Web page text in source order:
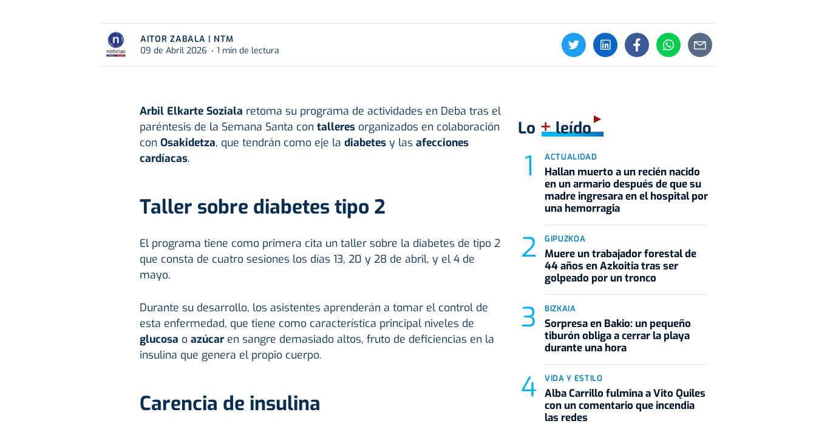
AITOR ZABALA | NTM
09 de Abril 2026
1 min de lectura
Arbil Elkarte Soziala retoma su programa de actividades en Deba tras el
paréntesis de la Semana Santa con talleresorganizados en colaboración
con Osakidetza, que tendrán como eje la diabetesy las afecciones
cardíacas.
Taller sobre diabetes tipo 2
El programa tiene como primera cita un taller sobre la diabetes de tipo 2
que consta de cuatro sesiones los días 13, 20 y 28 de abril, y el 4 de
mayo.
Durante su desarrollo, los asistentes aprenderán a tomar el control de
esta enfermedad, que tiene como característica principal niveles de
glucosa o azúcaren sangre demasiado altos, fruto de deficiencias en la
insulina que genera el propio cuerpo.
Carencia de insulina
Lo +leído
ACTUALIDAD
Hallan muerto a un recién nacido
en un armario después de que su
madre ingresara en el hospital por
una hemorragia
GIPUZKOA
Muere un trabajador forestal de
44 años en Azkoitia tras ser
golpeado por un tronco
BIZKAIA
Sorpresa en Bakio: un pequeño
tiburón obliga a cerrar la playa
durante una hora
VIDA Y ESTILO
Alba Carrillo fulmina a Vito Quiles
con un comentario que incendia
las redes